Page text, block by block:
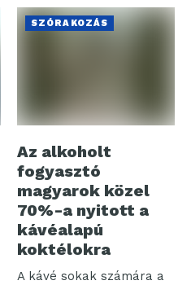
SZÓRAKOZÁS
Az alkoholt
fogyasztó
magyarok közel
70%-a nyitott a
kávéalapú
koktélokra
A kávé sokak számára a